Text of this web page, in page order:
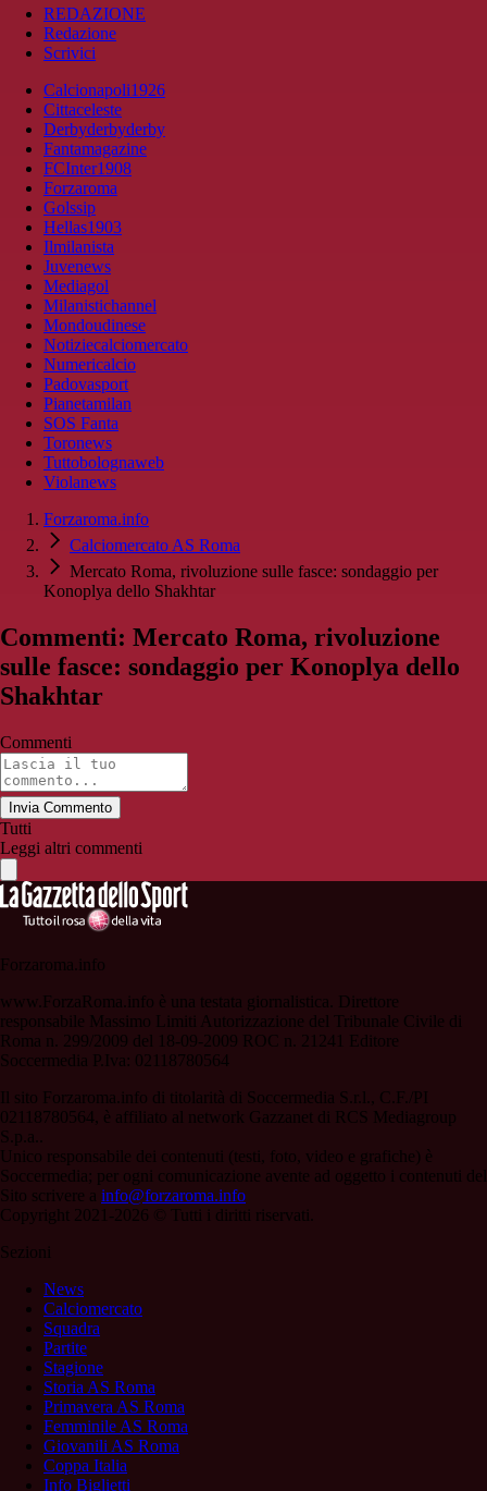
REDAZIONE
Redazione
Scrivici
Calcionapoli1926
Cittaceleste
Derbyderbyderby
Fantamagazine
FCInter1908
Forzaroma
Golssip
Hellas1903
Ilmilanista
Juvenews
Mediagol
Milanistichannel
Mondoudinese
Notiziecalciomercato
Numericalcio
Padovasport
Pianetamilan
SOS Fanta
Toronews
Tuttobolognaweb
Violanews
Forzaroma.info
Calciomercato AS Roma
Mercato Roma, rivoluzione sulle fasce: sondaggio per
Konoplya dello Shakhtar
Commenti: Mercato Roma, rivoluzione
sulle fasce: sondaggio per Konoplya dello
Shakhtar
Commenti
Invia Commento
Tutti
Leggi altri commenti
Forzaroma.info
www.ForzaRoma.info è una testata giornalistica. Direttore
responsabile Massimo Limiti Autorizzazione del Tribunale Civile di
Roma n. 299/2009 del 18-09-2009 ROC n. 21241 Editore
Soccermedia P.Iva: 02118780564
Il sito Forzaroma.info di titolarità di Soccermedia S.r.l., C.F./PI
02118780564, è affiliato al network Gazzanet di RCS Mediagroup
S.p.a..
Unico responsabile dei contenuti (testi, foto, video e grafiche) è
Soccermedia; per ogni comunicazione avente ad oggetto i contenuti del
Sito scrivere a info@forzaroma.info
Copyright 2021-2026 © Tutti i diritti riservati.
Sezioni
News
Calciomercato
Squadra
Partite
Stagione
Storia AS Roma
Primavera AS Roma
Femminile AS Roma
Giovanili AS Roma
Coppa Italia
Info Biglietti